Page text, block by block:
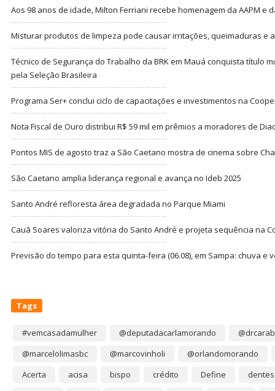
Aos 98 anos de idade, Milton Ferriani recebe homenagem da AAPM e
Misturar produtos de limpeza pode causar irritações, queimaduras e
Técnico de Segurança do Trabalho da BRK em Mauá conquista título
pela Seleção Brasileira
Programa Ser+ conclui ciclo de capacitações e investimentos na
Nota Fiscal de Ouro distribui R$ 59 mil em prêmios a moradores de
Pontos MIS de agosto traz a São Caetano mostra de cinema sobre
São Caetano amplia liderança regional e avança no Ideb 2025
Santo André refloresta área degradada no Parque Miami
Cauã Soares valoriza vitória do Santo André e projeta sequência na
Previsão do tempo para esta quinta-feira (06.08), em Sampa: chuva e
Tags
#vemcasadamulher @deputadacarlamorando
@marcelolimasbc
@marcovinholi
@orlandomorando
Acerta
acisa bispo crédito Define
dentes